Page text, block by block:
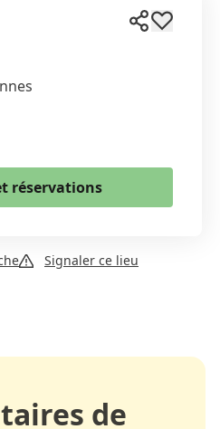
réservations
Signaler ce lieu
de